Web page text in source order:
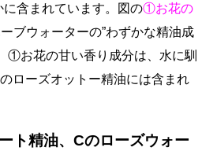
含まれています。図の①お花の
ブウォーターの”わずかな精油成
①お花の甘い香り成分は、水に馴
ローズオットー精油には含まれ
ト精油、Cのローズウォー